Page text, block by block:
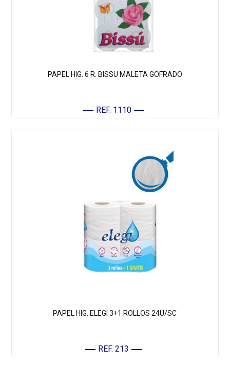
PAPEL HIG. 6 R. BISSU MALETA GOFRADO
REF. 1110
PAPEL HIG. ELEGI 3+1 ROLLOS 24U/SC
REF. 213